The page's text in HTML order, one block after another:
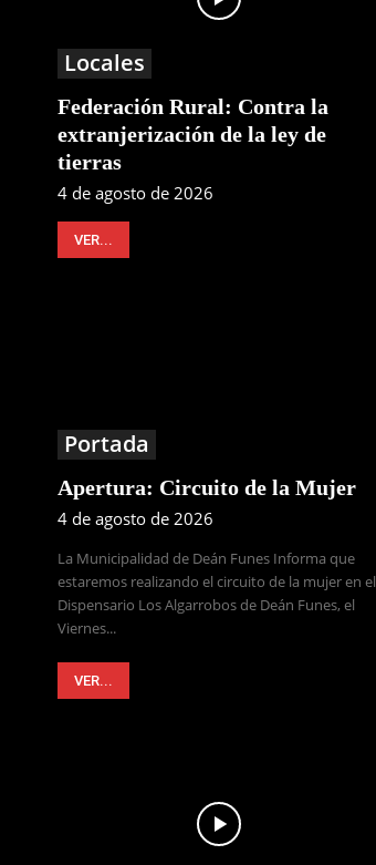
Locales
Federación Rural: Contra la
extranjerización de la ley de
tierras
4 de agosto de 2026
VER...
Portada
Apertura: Circuito de la Mujer
4 de agosto de 2026
La Municipalidad de Deán Funes Informa que
estaremos realizando el circuito de la mujer en el
Dispensario Los Algarrobos de Deán Funes, el
Viernes...
VER...